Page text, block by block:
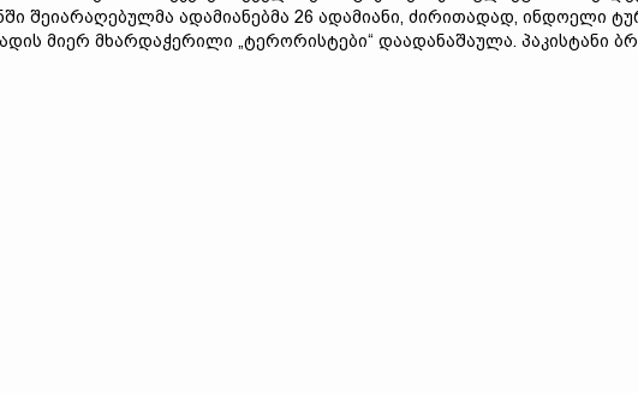
შეიარაღებულმა ადამიანებმა 26 ადამიანი, ძირითადად, ინდოელი
მიერ მხარდაჭერილი „ტერორისტები“ დაადანაშაულა. პაკისტანი